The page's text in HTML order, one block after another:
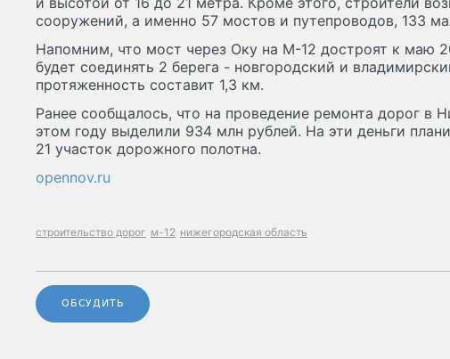
сооружений, а именно 57 мостов и путепроводов, 133
Напомним, что мост через Оку на М-12 достроят к маю
будет соединять 2 берега - новгородский и
протяженность составит 1,3 км.
Ранее сообщалось, что на проведение ремонта дорог в
этом году выделили 934 млн рублей. На эти деньги
21 участок дорожного полотна.
opennov.ru
строительство дорог м-12 нижегородская область
ОБСУДИТЬ